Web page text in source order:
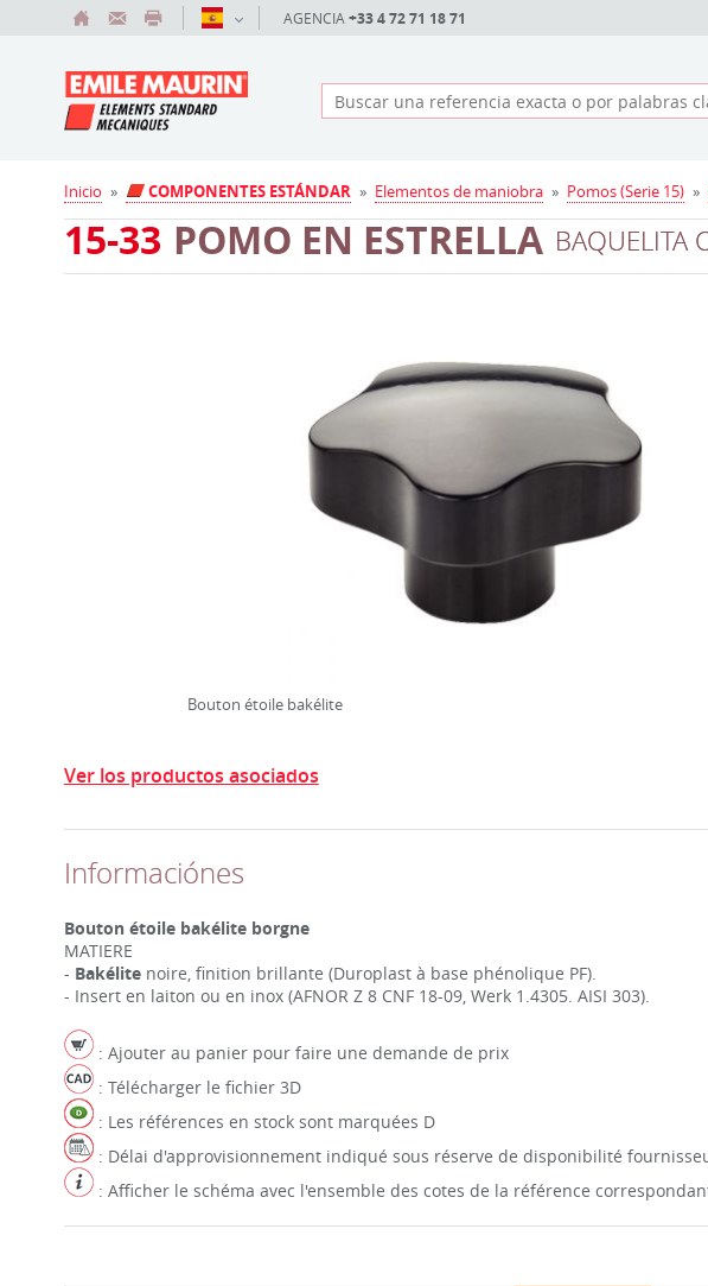
AGENCIA +33 4 72 71 18 71
Inicio » COMPONENTES ESTÁNDAR » Elementos de maniobra » Pomos (Serie 15) »
15-33 POMO EN ESTRELLA BAQUELITA
Bouton étoile bakélite
Ver los productos asociados
Informaciónes
Bouton étoile bakélite borgne
MATIERE
- Bakélitenoire, finition brillante (Duroplast à base phénolique PF).
- Insert en laiton ou en inox (AFNOR Z 8 CNF 18-09, Werk 1.4305. AISI 303).
: Ajouter au panier pour faire une demande de prix
: Télécharger le fichier 3D
: Les références en stock sont marquées D
: Délai d'approvisionnement indiqué sous réserve de disponibilité
: Afficher le schéma avec l'ensemble des cotes de la référence